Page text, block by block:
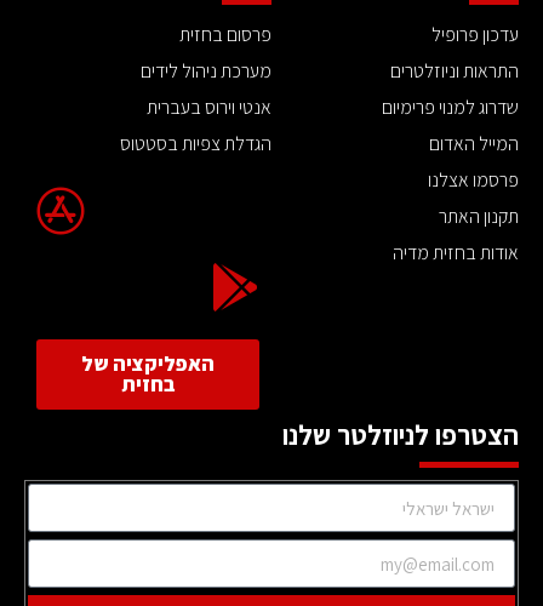
עדכון פרופיל
התראות וניוזלטרים
שדרוג למנוי פרימיום
המייל האדום
פרסמו אצלנו
תקנון האתר
אודות בחזית מדיה
פרסום בחזית
מערכת ניהול לידים
אנטי וירוס בעברית
הגדלת צפיות בסטטוס
האפליקציה של
בחזית
הצטרפו לניוזלטר שלנו